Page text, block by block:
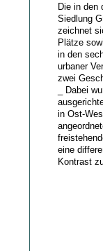
Die in den
Siedlung
zeichnet
Plätze
in den
urbaner
zwei
_ Dabei
in Ost-
eine
Kontrast